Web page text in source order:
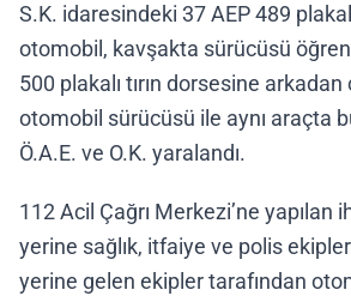
S.K. idaresindeki 37 AEP 489
otomobil, kavşakta sürücüsü
500 plakalı tırın dorsesine arkadan
otomobil sürücüsü ile aynı araçta
Ö.A.E. ve O.K. yaralandı.
112 Acil Çağrı Merkezi’ne yapılan
yerine sağlık, itfaiye ve polis
yerine gelen ekipler tarafından